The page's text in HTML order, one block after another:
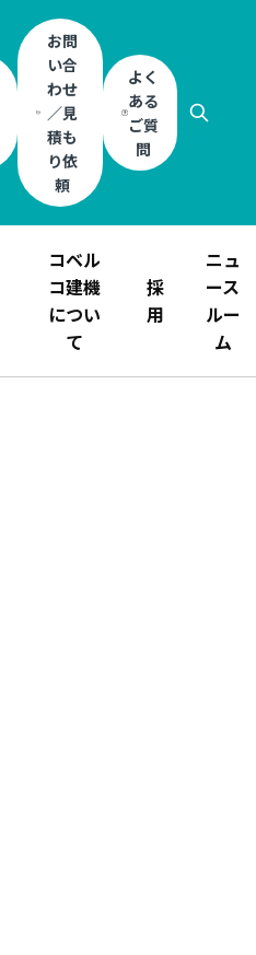
お問
い合
わせ
／見
積も
り依
頼
よく
ある
ご質
問
コベル
コ建機
につい
て
採
用
ニュ
ース
ルー
ム